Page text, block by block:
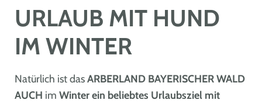
URLAUB MIT HUND
IM WINTER
Natürlich ist dasARBERLAND BAYERISCHER WALD
AUCH im Winter ein beliebtes Urlaubsziel mit